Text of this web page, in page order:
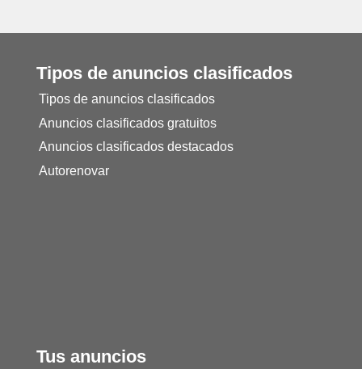
Tipos de anuncios clasificados
Tipos de anuncios clasificados
Anuncios clasificados gratuitos
Anuncios clasificados destacados
Autorenovar
Tus anuncios